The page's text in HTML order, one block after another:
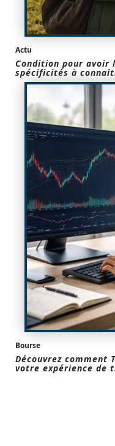
Actu
Condition pour avoir
spécificités à
Bourse
Découvrez comment
votre expérience de